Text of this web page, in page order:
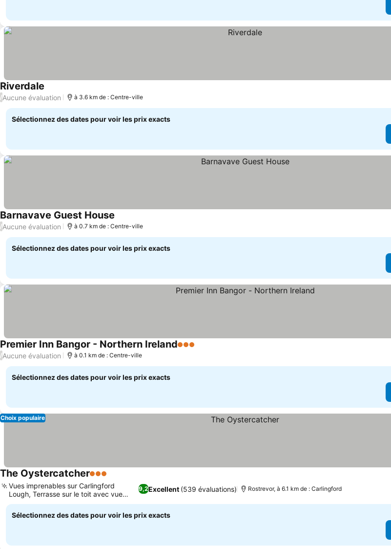
Riverdale Consulter les prix
/Aucune évaluation à 3.6 km de : Centre-ville
Sélectionnez des dates pour voir les prix exacts
Barnavave Guest House
/Aucune évaluation à 0.7 km de : Centre-ville
Sélectionnez des dates pour voir les prix exacts
Premier Inn Bangor - Northern Ireland3 Étoiles
/Aucune évaluation à 0.1 km de : Centre-ville
Sélectionnez des dates pour voir les prix exacts
Choix populaire
The Oystercatcher3 Étoiles
9,2Excellent (539 évaluations)
Vues imprenables sur Carlingford
Lough, Terrasse sur le toit avec vue
panoramique
Rostrevor, à 6.1 km de : Carlingford
Sélectionnez des dates pour voir les prix exacts